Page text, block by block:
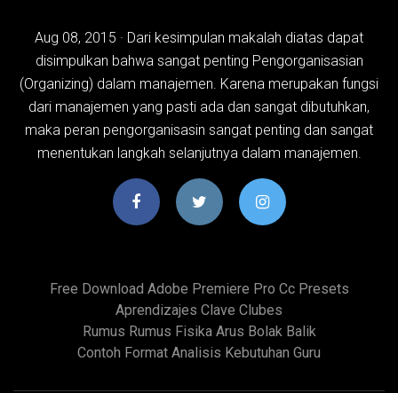
Aug 08, 2015 · Dari kesimpulan makalah diatas dapat
disimpulkan bahwa sangat penting Pengorganisasian
(Organizing) dalam manajemen. Karena merupakan fungsi
dari manajemen yang pasti ada dan sangat dibutuhkan,
maka peran pengorganisasin sangat penting dan sangat
menentukan langkah selanjutnya dalam manajemen.
Free Download Adobe Premiere Pro Cc Presets
Aprendizajes Clave Clubes
Rumus Rumus Fisika Arus Bolak Balik
Contoh Format Analisis Kebutuhan Guru